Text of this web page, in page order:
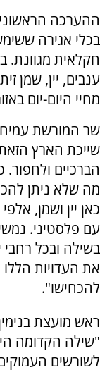
ההערכה
בכלי אגירה
חקלאית מגוונת.
ענבים, יין, שמן
מחיי היום-יום
שר המורשת
שייכת הארץ
הברכיים
מה שלא ניתן
כאן יין ושמן,
עם פלסטיני.
בשילה ובכל רחבי
את העדויות
להכחישו".
ראש מועצת
"שילה הקדומה
לשורשים